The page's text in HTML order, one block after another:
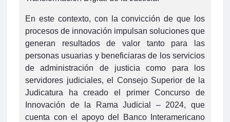
En este contexto, con la convicción de que los
procesos de innovación impulsan soluciones que
generan resultados de valor tanto para las
personas usuarias y beneficiaras de los servicios
de administración de justicia como para los
servidores judiciales, el Consejo Superior de la
Judicatura ha creado el primer Concurso de
Innovación de la Rama Judicial – 2024, que
cuenta con el apoyo del Banco Interamericano